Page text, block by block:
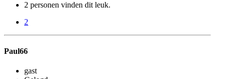
2 personen vinden dit leuk.
2
Paul66
gast